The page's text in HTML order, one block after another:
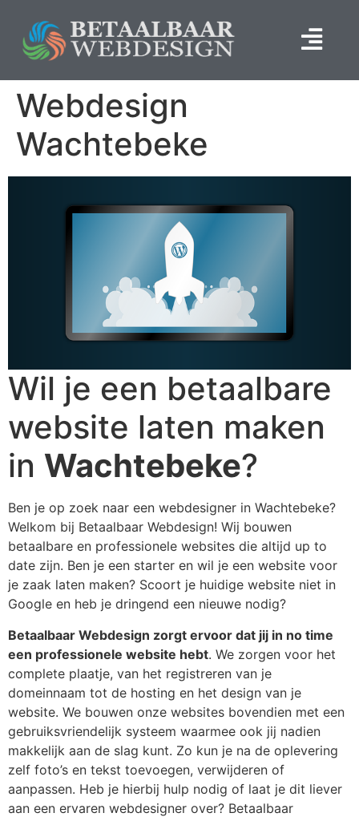
Webdesign
Wachtebeke
Wil je een betaalbare
website laten maken
in Wachtebeke?
Ben je op zoek naar een webdesigner in Wachtebeke?
Welkom bij Betaalbaar Webdesign! Wij bouwen
betaalbare en professionele websites die altijd up to
date zijn. Ben je een starter en wil je een website voor
je zaak laten maken? Scoort je huidige website niet in
Google en heb je dringend een nieuwe nodig?
Betaalbaar Webdesign zorgt ervoor dat jij in no time
een professionele website hebt. We zorgen voor het
complete plaatje, van het registreren van je
domeinnaam tot de hosting en het design van je
website. We bouwen onze websites bovendien met een
gebruiksvriendelijk systeem waarmee ook jij nadien
makkelijk aan de slag kunt. Zo kun je na de oplevering
zelf foto’s en tekst toevoegen, verwijderen of
aanpassen. Heb je hierbij hulp nodig of laat je dit liever
aan een ervaren webdesigner over? Betaalbaar